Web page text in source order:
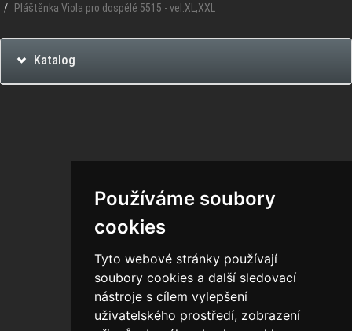
Používáme soubory
cookies
Tyto webové stránky používají
soubory cookies a další sledovací
nástroje s cílem vylepšení
uživatelského prostředí, zobrazení
Pláštěnka Viola pro dospělé 5515 - vel.XL,XXL
Katalog